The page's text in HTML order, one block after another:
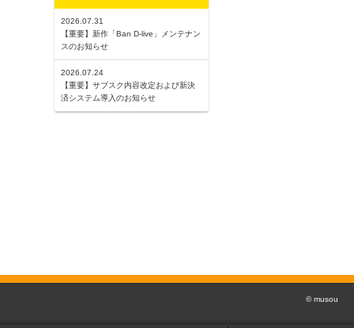
2026.07.31
【重要】新作「Ban D-live」メンテナン
スのお知らせ
2026.07.24
【重要】サブスク内容改定および新決
済システム導入のお知らせ
© musou